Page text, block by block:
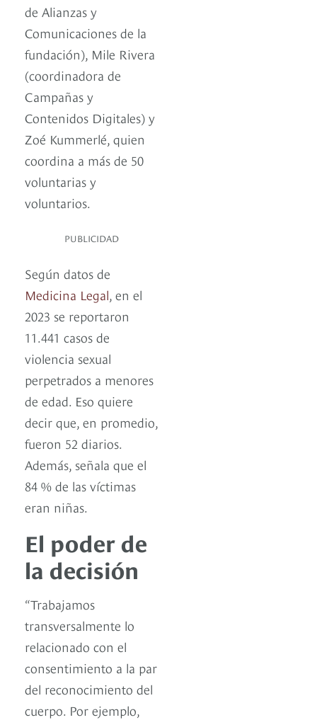
de Alianzas y
Comunicaciones de la
fundación), Mile Rivera
(coordinadora de
Campañas y
Contenidos Digitales) y
Zoé Kummerlé, quien
coordina a más de 50
voluntarias y
voluntarios.
PUBLICIDAD
Según datos de
Medicina Legal, en el
2023 se reportaron
11.441 casos de
violencia sexual
perpetrados a menores
de edad. Eso quiere
decir que, en promedio,
fueron 52 diarios.
Además, señala que el
84 % de las víctimas
eran niñas.
El poder de
la decisión
“Trabajamos
transversalmente lo
relacionado con el
consentimiento a la par
del reconocimiento del
cuerpo. Por ejemplo,